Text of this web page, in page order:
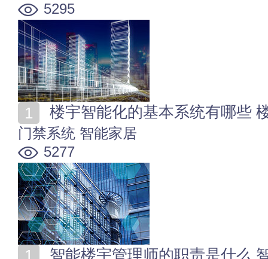
5295
楼宇智能化的基本系统有哪些
门禁系统 智能家居
5277